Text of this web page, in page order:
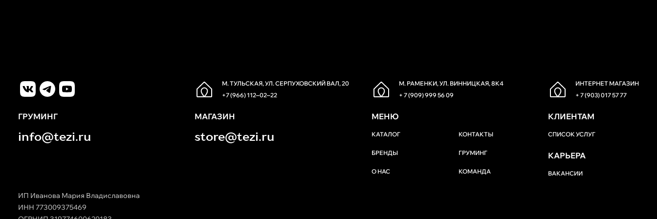
М. ТУЛЬСКАЯ, УЛ. СЕРПУХОВСКИЙ ВАЛ, 20
+7 (966) 112‒02‒22
М. РАМЕНКИ, УЛ. ВИННИЦКАЯ, 8К4
+ 7 (909) 999 56 09
ИНТЕРНЕТ МАГАЗИН
+ 7 (903) 017 57 77
ГРУМИНГ
info@tezi.ru
МАГАЗИН
store@tezi.ru
МЕНЮ
КАТАЛОГ КОНТАКТЫ
БРЕНДЫ ГРУМИНГ
О НАС КОМАНДА
КЛИЕНТАМ
СПИСОК УСЛУГ
КАРЬЕРА
ВАКАНСИИ
ИП Иванова Мария Владиславовна
ИНН 773009375469